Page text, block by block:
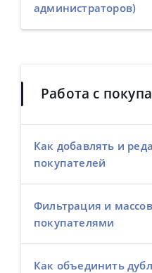
администраторов)
Работа с
Как добавлять и
покупателей
Фильтрация и
покупателями
Как объединить